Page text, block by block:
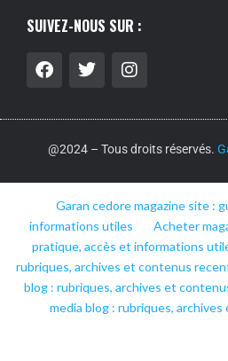
SUIVEZ-NOUS SUR :
@2024 – Tous droits réservés.
Garan cedore magazine site :
informations utiles
Acheter
pratique, accès et informations
rubriques, archives et contenus
blog : rubriques, archives et
media blog : rubriques,